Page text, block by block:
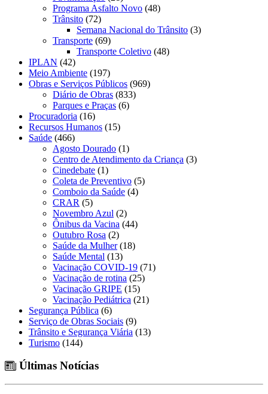
Programa Asfalto Novo (48)
Trânsito (72)
Semana Nacional do Trânsito (3)
Transporte (69)
Transporte Coletivo (48)
IPLAN (42)
Meio Ambiente (197)
Obras e Serviços Públicos (969)
Diário de Obras (833)
Parques e Praças (6)
Procuradoria (16)
Recursos Humanos (15)
Saúde (466)
Agosto Dourado (1)
Centro de Atendimento da Criança (3)
Cinedebate (1)
Coleta de Preventivo (5)
Comboio da Saúde (4)
CRAR (5)
Novembro Azul (2)
Ônibus da Vacina (44)
Outubro Rosa (2)
Saúde da Mulher(18)
Saúde Mental (13)
Vacinação COVID-19 (71)
Vacinação de rotina (25)
Vacinação GRIPE (15)
Vacinação Pediátrica (21)
Segurança Pública (6)
Serviço de Obras Sociais (9)
Trânsito e Segurança Viária (13)
Turismo (144)
Últimas Notícias